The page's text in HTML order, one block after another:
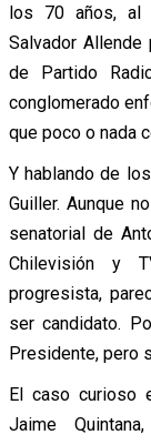
los 70 años, al
Salvador
de Partido
conglomerado
que poco o nada
Y hablando de
Guiller. Aunque
senatorial de
Chilevisión y
progresista,
ser candidato.
Presidente, pero
El caso curioso
Jaime